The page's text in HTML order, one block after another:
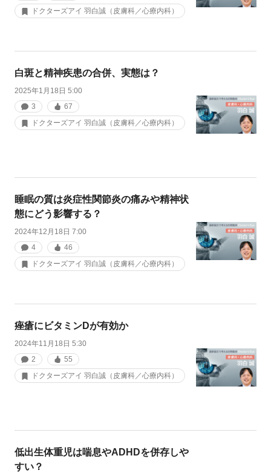
ドクターズアイ 羽白誠（皮膚科／心療内科）
白斑と精神疾患の合併、実態は？
2025年1月18日 5:00
3
67
ドクターズアイ 羽白誠（皮膚科／心療内科）
睡眠の質は炎症性関節炎の痛みや精神状
態にどう影響する？
2024年12月18日 7:00
4
46
ドクターズアイ 羽白誠（皮膚科／心療内科）
痤瘡にビタミンDが有効か
2024年11月18日 5:30
2
55
ドクターズアイ 羽白誠（皮膚科／心療内科）
低出生体重児は喘息やADHDを併存しや
すい？